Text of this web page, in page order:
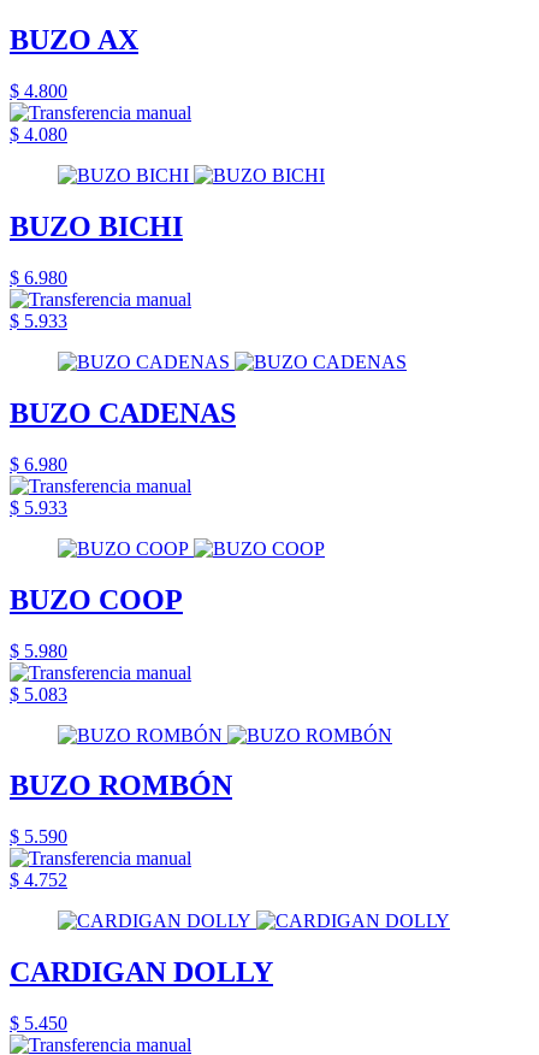
BUZO AX
$ 4.800
$ 4.080
BUZO BICHI
$ 6.980
$ 5.933
BUZO CADENAS
$ 6.980
$ 5.933
BUZO COOP
$ 5.980
$ 5.083
BUZO ROMBÓN
$ 5.590
$ 4.752
CARDIGAN DOLLY
$ 5.450